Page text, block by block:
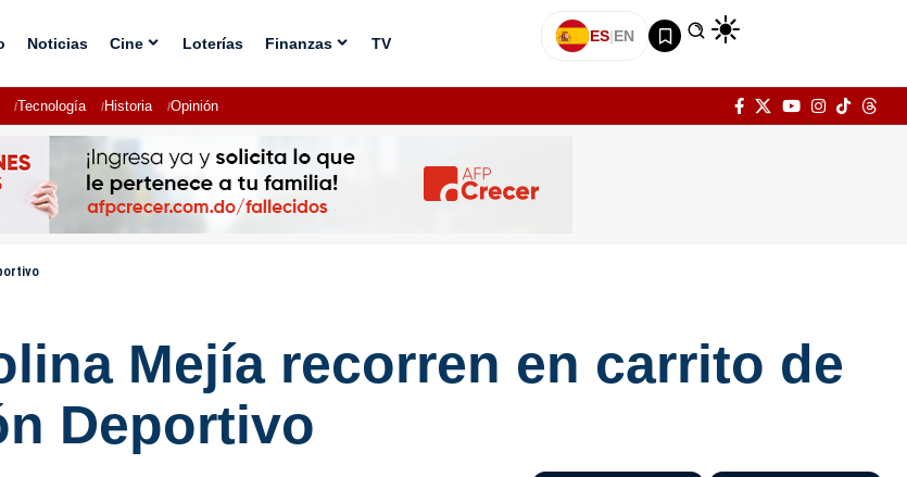
Noticias Cine Loterías Finanzas TV ES|EN
Tecnología Historia Opinión
Mejía recorren en carrito de
Deportivo